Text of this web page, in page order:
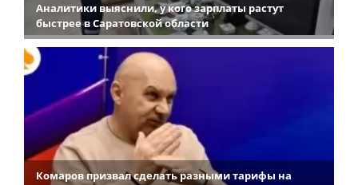
Аналитики выяснили, у кого зарплаты растут
быстрее в Саратовской области
Комаров призвал сделать разными тарифы на